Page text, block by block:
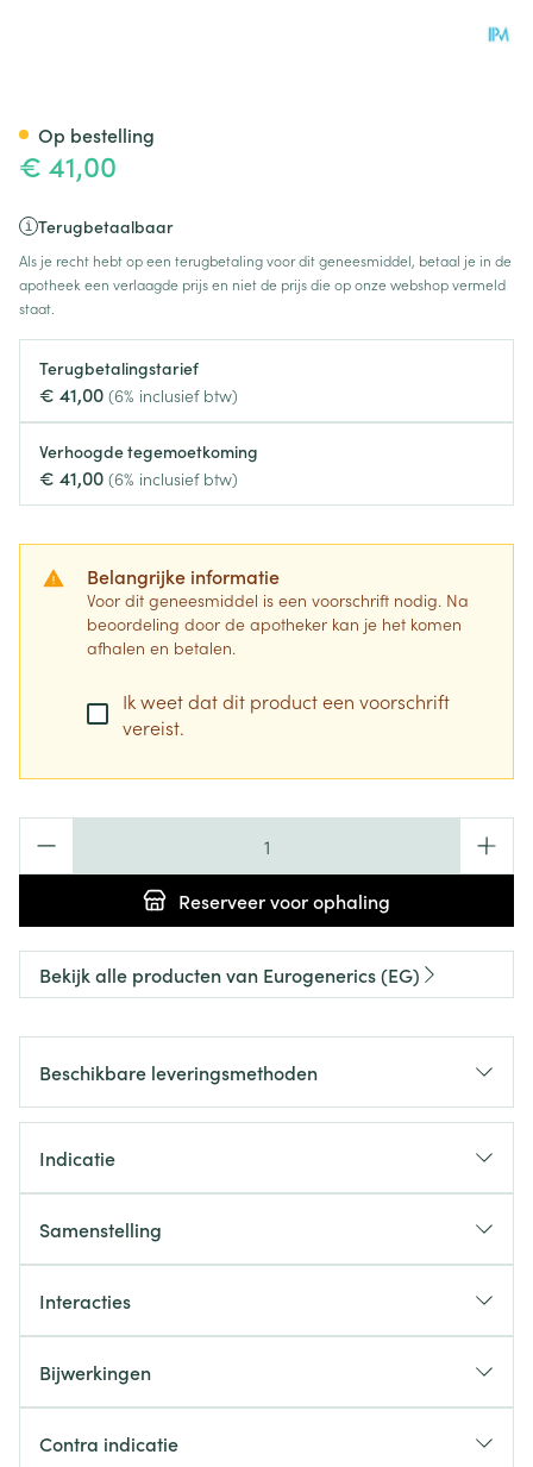
€ 41,00
Terugbetaalbaar
Als je recht hebt op een terugbetaling voor dit geneesmiddel, betaal je in de
apotheek een verlaagde prijs en niet de prijs die op onze webshop vermeld
staat.
Terugbetalingstarief
€ 41,00 (6% inclusief btw)
Verhoogde tegemoetkoming
€ 41,00 (6% inclusief btw)
Belangrijke informatie
Voor dit geneesmiddel is een voorschrift nodig. Na
beoordeling door de apotheker kan je het komen
afhalen en betalen.
Ik weet dat dit product een voorschrift
vereist.
Reserveervoor ophaling
Op bestelling
Bekijk alle producten van Eurogenerics (EG)
Beschikbare leveringsmethoden
Indicatie
Samenstelling
Interacties
Bijwerkingen
Contra indicatie